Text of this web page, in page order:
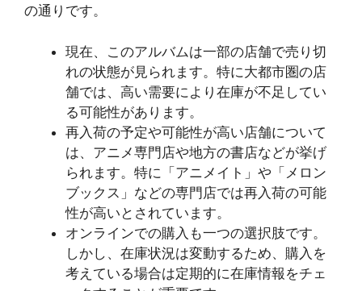
の通りです。
現在、このアルバムは一部の店舗で売り切
れの状態が見られます。特に大都市圏の店
舗では、高い需要により在庫が不足してい
る可能性があります。
再入荷の予定や可能性が高い店舗について
は、アニメ専門店や地方の書店などが挙げ
られます。特に「アニメイト」や「メロン
ブックス」などの専門店では再入荷の可能
性が高いとされています。
オンラインでの購入も一つの選択肢です。
しかし、在庫状況は変動するため、購入を
考えている場合は定期的に在庫情報をチェ